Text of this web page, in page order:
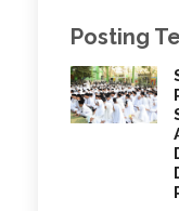
Posting